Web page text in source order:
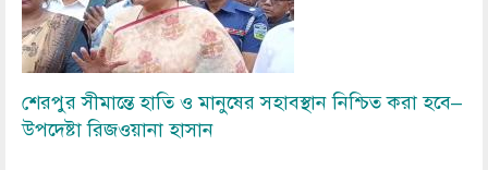
শেরপুর সীমান্তে হাতি ও মানুষের সহাবস্থান নিশ্চিত করা হবে–
উপদেষ্টা রিজওয়ানা হাসান